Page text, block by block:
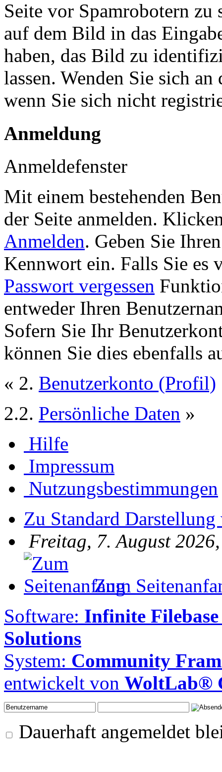
Seite vor Spamrobotern zu
auf dem Bild in das
haben, das Bild zu
lassen. Wenden Sie sich
wenn Sie sich nicht
Anmeldung
Anmeldefenster
Mit einem bestehenden
der Seite anmelden.
Anmelden. Geben Sie
Kennwort ein. Falls Sie es
Passwort vergessen
entweder Ihren
Sofern Sie Ihr
können Sie dies ebenfalls
« 2. Benutzerkonto (Profil)
2.2. Persönliche Daten »
Hilfe
Impressum
Nutzungsbestimmungen
Zu Standard Darstellung
Freitag, 7. August
Zum
Software: Infinite Filebase
Solutions
System: Community
entwickelt von WoltLab®
Dauerhaft angemeldet